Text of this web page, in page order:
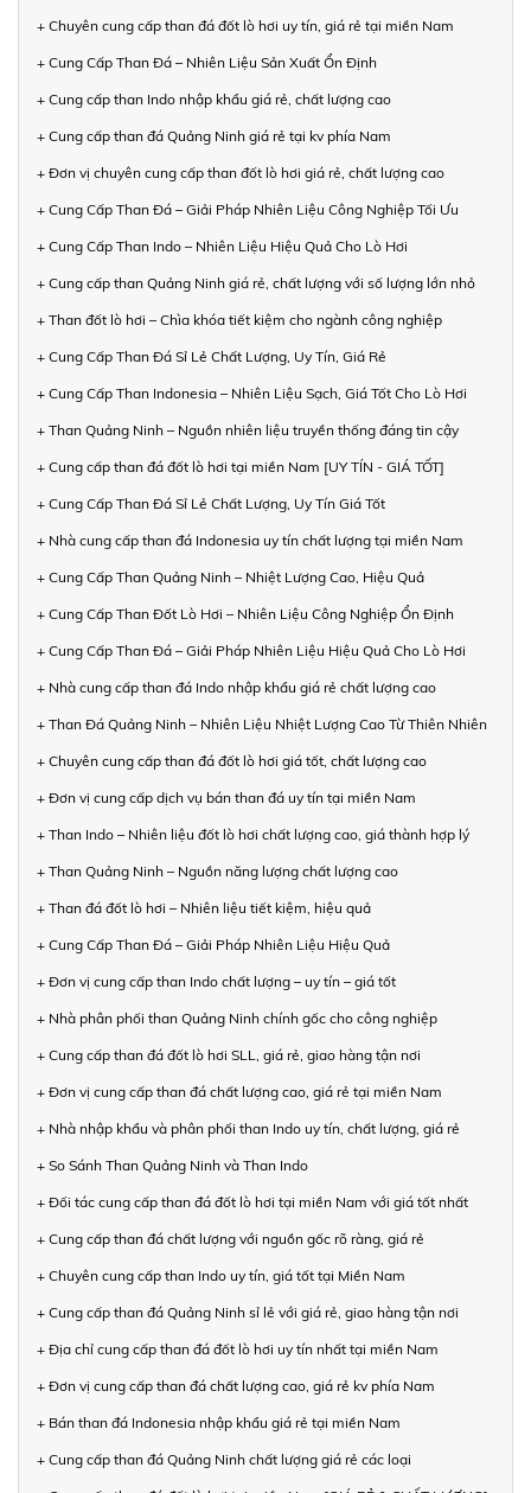
+ Chuyên cung cấp than đá đốt lò hơi uy tín, giá rẻ tại miền Nam
+ Cung Cấp Than Đá – Nhiên Liệu Sản Xuất Ổn Định
+ Cung cấp than Indo nhập khẩu giá rẻ, chất lượng cao
+ Cung cấp than đá Quảng Ninh giá rẻ tại kv phía Nam
+ Đơn vị chuyên cung cấp than đốt lò hơi giá rẻ, chất lượng cao
+ Cung Cấp Than Đá – Giải Pháp Nhiên Liệu Công Nghiệp Tối Ưu
+ Cung Cấp Than Indo – Nhiên Liệu Hiệu Quả Cho Lò Hơi
+ Cung cấp than Quảng Ninh giá rẻ, chất lượng với số lượng lớn nhỏ
+ Than đốt lò hơi – Chìa khóa tiết kiệm cho ngành công nghiệp
+ Cung Cấp Than Đá Sỉ Lẻ Chất Lượng, Uy Tín, Giá Rẻ
+ Cung Cấp Than Indonesia – Nhiên Liệu Sạch, Giá Tốt Cho Lò Hơi
+ Than Quảng Ninh – Nguồn nhiên liệu truyền thống đáng tin cậy
+ Cung cấp than đá đốt lò hơi tại miền Nam [UY TÍN - GIÁ TỐT]
+ Cung Cấp Than Đá Sỉ Lẻ Chất Lượng, Uy Tín Giá Tốt
+ Nhà cung cấp than đá Indonesia uy tín chất lượng tại miền Nam
+ Cung Cấp Than Quảng Ninh – Nhiệt Lượng Cao, Hiệu Quả
+ Cung Cấp Than Đốt Lò Hơi – Nhiên Liệu Công Nghiệp Ổn Định
+ Cung Cấp Than Đá – Giải Pháp Nhiên Liệu Hiệu Quả Cho Lò Hơi
+ Nhà cung cấp than đá Indo nhập khẩu giá rẻ chất lượng cao
+ Than Đá Quảng Ninh – Nhiên Liệu Nhiệt Lượng Cao Từ Thiên Nhiên
+ Chuyên cung cấp than đá đốt lò hơi giá tốt, chất lượng cao
+ Đơn vị cung cấp dịch vụ bán than đá uy tín tại miền Nam
+ Than Indo – Nhiên liệu đốt lò hơi chất lượng cao, giá thành hợp lý
+ Than Quảng Ninh – Nguồn năng lượng chất lượng cao
+ Than đá đốt lò hơi – Nhiên liệu tiết kiệm, hiệu quả
+ Cung Cấp Than Đá – Giải Pháp Nhiên Liệu Hiệu Quả
+ Đơn vị cung cấp than Indo chất lượng – uy tín – giá tốt
+ Nhà phân phối than Quảng Ninh chính gốc cho công nghiệp
+ Cung cấp than đá đốt lò hơi SLL, giá rẻ, giao hàng tận nơi
+ Đơn vị cung cấp than đá chất lượng cao, giá rẻ tại miền Nam
+ Nhà nhập khẩu và phân phối than Indo uy tín, chất lượng, giá rẻ
+ So Sánh Than Quảng Ninh và Than Indo
+ Đối tác cung cấp than đá đốt lò hơi tại miền Nam với giá tốt nhất
+ Cung cấp than đá chất lượng với nguồn gốc rõ ràng, giá rẻ
+ Chuyên cung cấp than Indo uy tín, giá tốt tại Miền Nam
+ Cung cấp than đá Quảng Ninh sỉ lẻ với giá rẻ, giao hàng tận nơi
+ Địa chỉ cung cấp than đá đốt lò hơi uy tín nhất tại miền Nam
+ Đơn vị cung cấp than đá chất lượng cao, giá rẻ kv phía Nam
+ Bán than đá Indonesia nhập khẩu giá rẻ tại miền Nam
+ Cung cấp than đá Quảng Ninh chất lượng giá rẻ các loại